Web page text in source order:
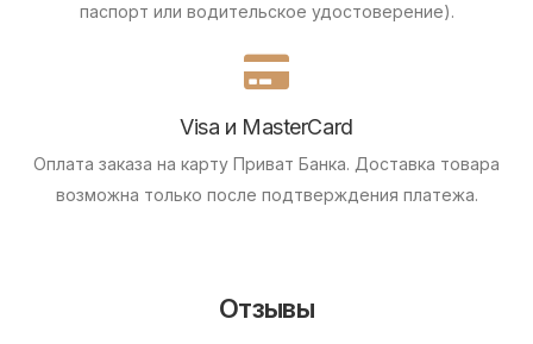
паспорт или водительское удостоверение).
Visa и MasterCard
Оплата заказа на карту Приват Банка. Доставка товара
возможна только после подтверждения платежа.
Отзывы